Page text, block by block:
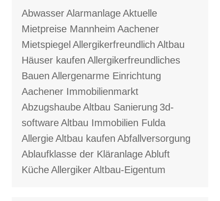
AbwasserAlarmanlageAktuelle
Mietpreise Mannheim Aachener
Mietspiegel Allergikerfreundlich Altbau
Häuser kaufen Allergikerfreundliches
Bauen Allergenarme Einrichtung
Aachener Immobilienmarkt
AbzugshaubeAltbau Sanierung 3d-
softwareAltbau Immobilien Fulda
AllergieAltbau kaufen Abfallversorgung
Ablaufklasse der KläranlageAbluft
KücheAllergikerAltbau-Eigentum